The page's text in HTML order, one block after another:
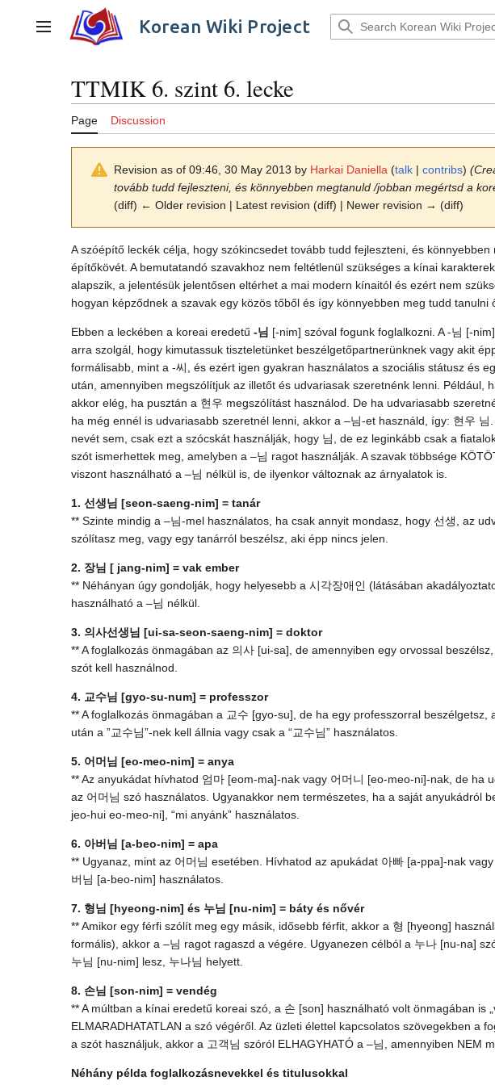
contentMain menu Korean Wiki Project
TTMIK 6. szint 6. lecke
Page Discussion
Revision as of 09:46, 30 May 2013 by Harkai Daniella (talk | contribs)
tovább tudd fejleszteni, és könnyebben megtanuld /jobban megértsd a
(diff) ← Older revision | Latest revision (diff) | Newer revision → (diff)
A szóépítő leckék célja, hogy szókincsedet tovább tudd fejleszteni, és
építőkövét. A bemutatandó szavakhoz nem feltétlenül szükséges a kínai
alapszik, a jelentésük jelentősen eltérhet a mai modern kínaitól és ezért nem
hogyan képződnek a szavak egy közös tőből és így könnyebben meg tudd tanulni
Ebben a leckében a koreai eredetű -님 [-nim] szóval fogunk foglalkozni. A -님 [-
arra szolgál, hogy kimutassuk tiszteletünket beszélgetőpartnerünknek vagy akit
formálisabb, mint a -씨, és ezért igen gyakran használatos a szociális státusz és
után, amennyiben megszólítjuk az illetőt és udvariasak szeretnénk lenni. Például,
akkor elég, ha pusztán a 현우 megszólítást használod. De ha udvariasabb
ha még ennél is udvariasabb szeretnél lenni, akkor a –님-et használd, így: 현우
nevét sem, csak ezt a szócskát használják, hogy 님, de ez leginkább csak a
szót ismerhettek meg, amelyben a –님 ragot használják. A szavak többsége
viszont használható a –님 nélkül is, de ilyenkor változnak az árnyalatok is.
1. 선생님 [seon-saeng-nim] = tanár
** Szinte mindig a –님-mel használatos, ha csak annyit mondasz, hogy 선생, az
szólítasz meg, vagy egy tanárról beszélsz, aki épp nincs jelen.
2. 장님 [ jang-nim] = vak ember
** Néhányan úgy gondolják, hogy helyesebb a 시각장애인 (látásában
használható a –님 nélkül.
3. 의사선생님 [ui-sa-seon-saeng-nim] = doktor
** A foglalkozás önmagában az 의사 [ui-sa], de amennyiben egy orvossal
szót kell használnod.
4. 교수님 [gyo-su-num] = professzor
** A foglalkozás önmagában a 교수 [gyo-su], de ha egy professzorral
után a ”교수님”-nek kell állnia vagy csak a “교수님” használatos.
5. 어머님 [eo-meo-nim] = anya
** Az anyukádat hívhatod 엄마 [eom-ma]-nak vagy 어머니 [eo-meo-ni]-nak, de
az 어머님 szó használatos. Ugyanakkor nem természetes, ha a saját anyukádról
jeo-hui eo-meo-ni], “mi anyánk” használatos.
6. 아버님 [a-beo-nim] = apa
** Ugyanaz, mint az 어머님 esetében. Hívhatod az apukádat 아빠 [a-ppa]-nak
버님 [a-beo-nim] használatos.
7. 형님 [hyeong-nim] és 누님 [nu-nim] = báty és nővér
** Amikor egy férfi szólít meg egy másik, idősebb férfit, akkor a 형 [hyeong]
formális), akkor a –님 ragot ragaszd a végére. Ugyanezen célból a 누나 [nu-na]
누님 [nu-nim] lesz, 누나님 helyett.
8. 손님 [son-nim] = vendég
** A múltban a kínai eredetű koreai szó, a 손 [son] használható volt önmagában is
ELMARADHATATLAN a szó végéről. Az üzleti élettel kapcsolatos szövegekben a
a szót használjuk, akkor a 고객님 szóról ELHAGYHATÓ a –님, amennyiben NEM
Néhány példa foglalkozásnevekkel és titulusokkal